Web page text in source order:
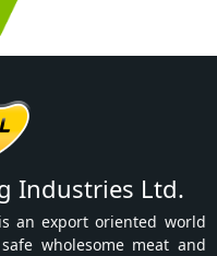
Industries Ltd.
an export oriented world
wholesome meat and